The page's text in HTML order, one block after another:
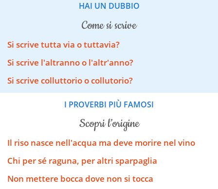
HAI UN DUBBIO
come si scrive
Si scrive tutta via o tuttavia?
Si scrive l'altranno o l'altr'anno?
Si scrive colluttorio o collutorio?
I PROVERBI PIÙ FAMOSI
scopri l’origine
Il riso nasce nell'acqua ma deve morire nel vino
Chi per sé raguna, per altri sparpaglia
Non mettere bocca dove non si tocca